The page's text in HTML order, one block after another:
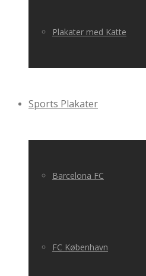
Plakater med Katte
Sports Plakater
Barcelona FC
FC København